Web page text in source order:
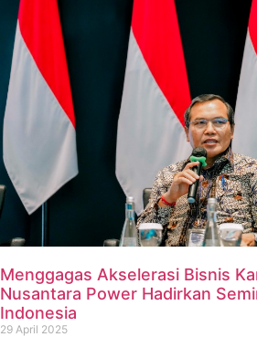
Menggagas Akselerasi Bisnis
Nusantara Power Hadirkan
Indonesia
29 April 2025